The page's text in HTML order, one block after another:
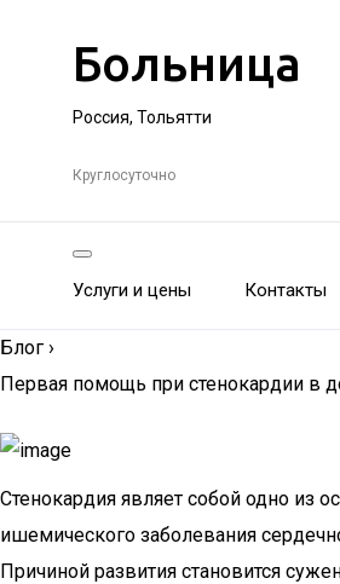
Больница
Россия, Тольятти
Круглосуточно
Услуги и цены Контакты
Блог ›
Первая помощь при стенокардии в
Стенокардия являет собой одно из
ишемического заболевания
Причиной развития становится